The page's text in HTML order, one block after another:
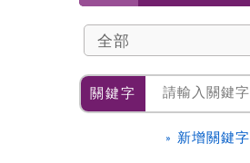
關鍵字
» 新增關鍵字